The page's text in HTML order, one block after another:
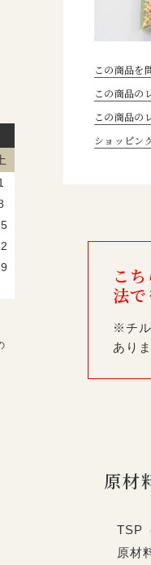
この商品を
この商品の
この商品の
ショッピン
こ
法
※チル
あり
原材
TSP
原材